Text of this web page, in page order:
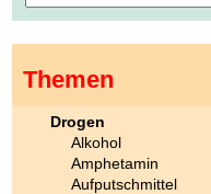
Themen
Drogen
Alkohol
Amphetamin
Aufputschmittel